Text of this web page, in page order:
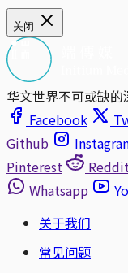
关闭
华文世界不可或缺
Facebook
Github
Pinterest
Reddit
Whatsapp
关于我们
常见问题